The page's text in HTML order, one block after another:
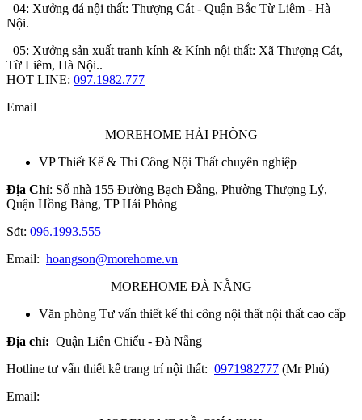
04: Xưởng đá nội thất: Thượng Cát - Quận Bắc Từ Liêm - Hà
Nội.
05: Xưởng sản xuất tranh kính & Kính nội thất: Xã Thượng Cát,
Từ Liêm, Hà Nội..
HOT LINE: 097.1982.777
Email
MOREHOME HẢI PHÒNG
VP Thiết Kế & Thi Công Nội Thất chuyên nghiệp
Địa Chỉ: Số nhà 155 Đường Bạch Đằng, Phường Thượng Lý,
Quận Hồng Bàng, TP Hải Phòng
Sđt: 096.1993.555
Email: hoangson@morehome.vn
MOREHOME ĐÀ NẴNG
Văn phòng Tư vấn thiết kế thi công nội thất nội thất cao cấp
Địa chỉ: Quận Liên Chiểu - Đà Nẵng
Hotline tư vấn thiết kế trang trí nội thất: 0971982777 (Mr Phú)
Email: